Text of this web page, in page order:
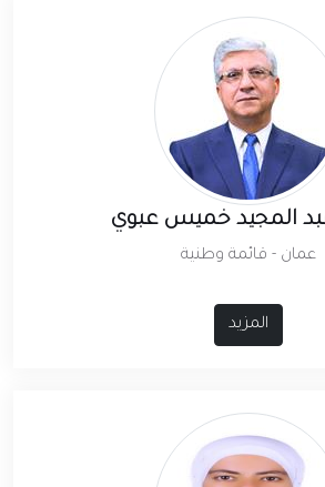
المجيد خميس عبوي
عمان - قائمة وطنية
المزيد